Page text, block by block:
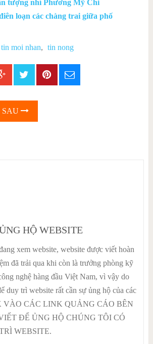
tượng nhí Phương Mỹ Chi
loạn các chàng trai giữa phố
tin moi nhan, tin nong
SAU
HỘ WEBSITE
xem website, website được viết hoàn
đã trải qua khi còn là trưởng phòng kỹ
nghệ hàng đầu Việt Nam, vì vậy do
duy trì website rất cần sự ủng hộ của các
VÀO CÁC LINK QUẢNG CÁO BÊN
ĐỂ ỦNG HỘ CHÚNG TÔI CÓ
WEBSITE.